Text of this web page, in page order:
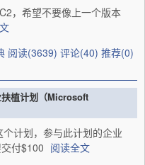
，希望不要像上一个版本
阅读(3639) 评论(40) 推荐(0)
植计划（Microsoft
计划，参与此计划的企业
付$100 阅读全文